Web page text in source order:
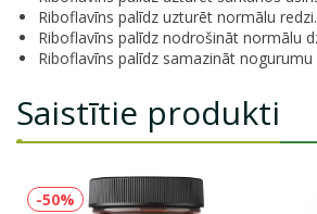
Riboflavīns palīdz uzturēt normālu redzi.
Riboflavīns palīdz nodrošināt normālu
Riboflavīns palīdz samazināt nogurumu
Saistītie produkti
-50%